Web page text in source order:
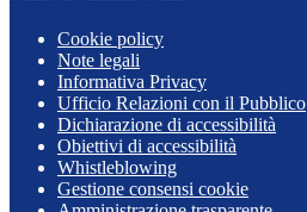
Cookie policy
Note legali
Informativa Privacy
Ufficio Relazioni con il Pubblico
Dichiarazione di accessibilità
Obiettivi di accessibilità
Whistleblowing
Gestione consensi cookie